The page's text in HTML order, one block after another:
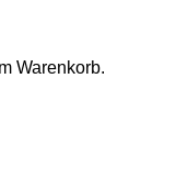
Warenkorb.